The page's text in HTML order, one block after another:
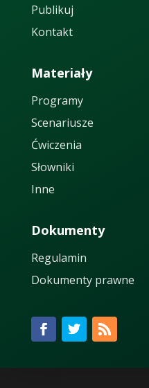
Publikuj
Kontakt
Materiały
Programy
Scenariusze
Ćwiczenia
Słowniki
Inne
Dokumenty
Regulamin
Dokumenty prawne